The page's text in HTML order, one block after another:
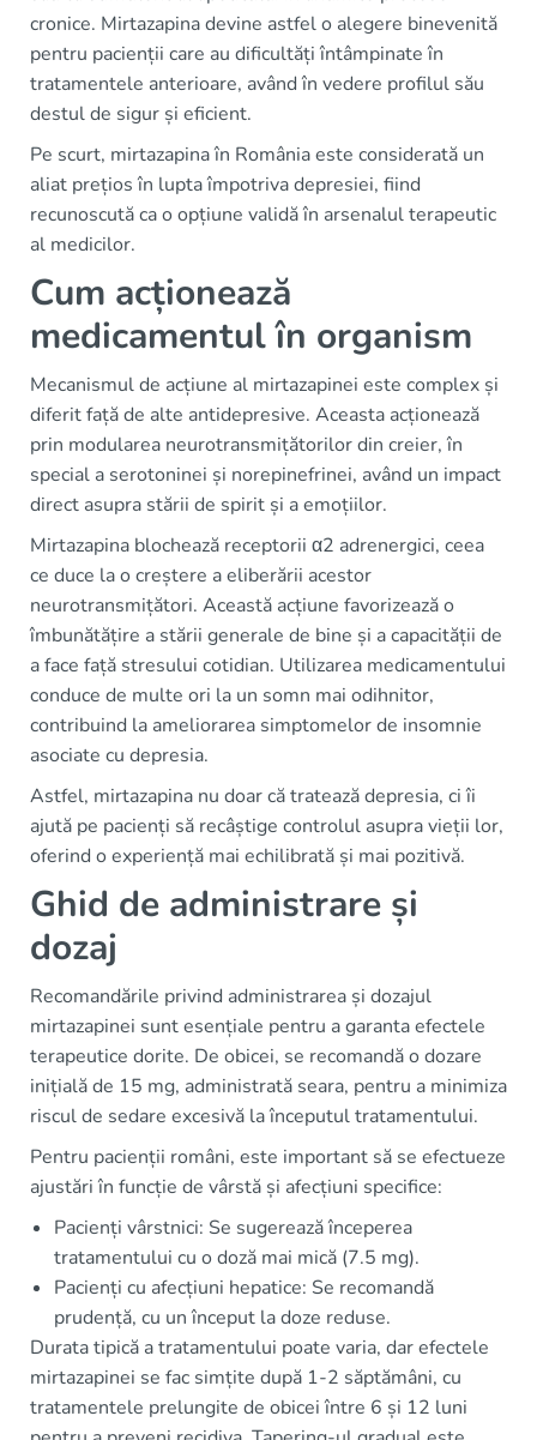
cronice. Mirtazapina devine astfel o alegere binevenită
pentru pacienții care au dificultăți întâmpinate în
tratamentele anterioare, având în vedere profilul său
destul de sigur și eficient.
Pe scurt, mirtazapina în România este considerată un
aliat prețios în lupta împotriva depresiei, fiind
recunoscută ca o opțiune validă în arsenalul terapeutic
al medicilor.
Cum acționează
medicamentul în organism
Mecanismul de acțiune al mirtazapinei este complex și
diferit față de alte antidepresive. Aceasta acționează
prin modularea neurotransmițătorilor din creier, în
special a serotoninei și norepinefrinei, având un impact
direct asupra stării de spirit și a emoțiilor.
Mirtazapina blochează receptorii α2 adrenergici, ceea
ce duce la o creștere a eliberării acestor
neurotransmițători. Această acțiune favorizează o
îmbunătățire a stării generale de bine și a capacității de
a face față stresului cotidian. Utilizarea medicamentului
conduce de multe ori la un somn mai odihnitor,
contribuind la ameliorarea simptomelor de insomnie
asociate cu depresia.
Astfel, mirtazapina nu doar că tratează depresia, ci îi
ajută pe pacienți să recâștige controlul asupra vieții lor,
oferind o experiență mai echilibrată și mai pozitivă.
Ghid de administrare și
dozaj
Recomandările privind administrarea și dozajul
mirtazapinei sunt esențiale pentru a garanta efectele
terapeutice dorite. De obicei, se recomandă o dozare
inițială de 15 mg, administrată seara, pentru a minimiza
riscul de sedare excesivă la începutul tratamentului.
Pentru pacienții români, este important să se efectueze
ajustări în funcție de vârstă și afecțiuni specifice:
Pacienți vârstnici: Se sugerează începerea
tratamentului cu o doză mai mică (7.5 mg).
Pacienți cu afecțiuni hepatice: Se recomandă
prudență, cu un început la doze reduse.
Durata tipică a tratamentului poate varia, dar efectele
mirtazapinei se fac simțite după 1-2 săptămâni, cu
tratamentele prelungite de obicei între 6 și 12 luni